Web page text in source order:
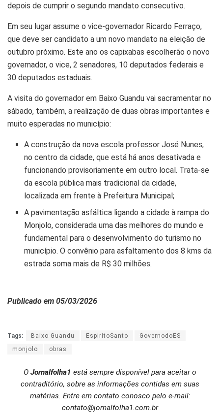
depois de cumprir o segundo mandato consecutivo.
Em seu lugar assume o vice-governador Ricardo Ferraço,
que deve ser candidato a um novo mandato na eleição de
outubro próximo. Este ano os capixabas escolherão o novo
governador, o vice, 2 senadores, 10 deputados federais e
30 deputados estaduais.
A visita do governador em Baixo Guandu vai sacramentar no
sábado, também, a realização de duas obras importantes e
muito esperadas no município:
A construção da nova escola professor José Nunes,
no centro da cidade, que está há anos desativada e
funcionando provisoriamente em outro local. Trata-se
da escola pública mais tradicional da cidade,
localizada em frente à Prefeitura Municipal;
A pavimentação asfáltica ligando a cidade à rampa do
Monjolo, considerada uma das melhores do mundo e
fundamental para o desenvolvimento do turismo no
município. O convênio para asfaltamento dos 8 kms da
estrada soma mais de R$ 30 milhões.
Publicado em 05/03/2026
Tags: Baixo Guandu EspiritoSanto
GovernodoES
monjolo
obras
O Jornalfolha1 está sempre disponível para aceitar o
contraditório, sobre as informações contidas em suas
matérias. Entre em contato conosco pelo e-mail:
contato@jornalfolha1.com.br